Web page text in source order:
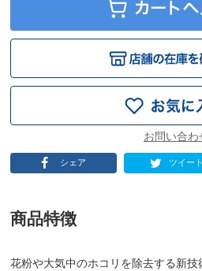
シェア ツイート
商品特徴
花粉や大気中のホコリを除去する新